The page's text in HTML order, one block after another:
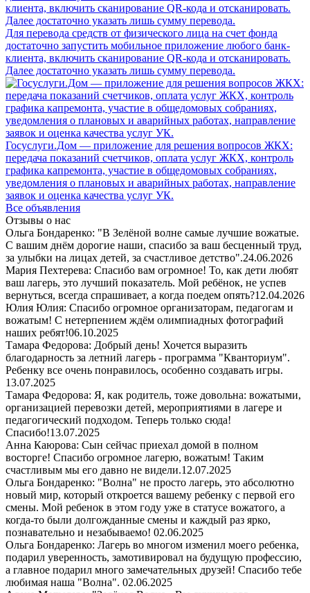
Для перевода средств от физического лица на счет фонда
достаточно запустить мобильное приложение любого банк-
клиента, включить сканирование QR-кода и отсканировать.
Далее достаточно указать лишь сумму перевода.
Госуслуги.Дом — приложение для решения вопросов ЖКХ:
передача показаний счетчиков, оплата услуг ЖКХ, контроль
графика капремонта, участие в общедомовых собраниях,
уведомления о плановых и аварийных работах, направление
заявок и оценка качества услуг УК.
Все объявления
Отзывы о нас
Ольга Бондаренко: "В Зелёной волне самые лучшие вожатые.
С вашим днём дорогие наши, спасибо за ваш бесценный труд,
за улыбки на лицах детей, за счастливое детство".24.06.2026
Мария Пехтерева: Спасибо вам огромное! То, как дети любят
ваш лагерь, это лучший показатель. Мой ребёнок, не успев
вернуться, всегда спрашивает, а когда поедем опять?12.04.2026
Юлия Юлия: Спасибо огромное организаторам, педагогам и
вожатым! С нетерпением ждём олимпиадных фотографий
наших ребят!06.10.2025
Тамара Федорова: Добрый день! Хочется выразить
благодарность за летний лагерь - программа "Кванториум".
Ребенку все очень понравилось, особенно создавать игры.
13.07.2025
Тамара Федорова: Я, как родитель, тоже довольна: вожатыми,
организацией перевозки детей, мероприятиями в лагере и
педагогический подходом. Теперь только сюда!
Спасибо!13.07.2025
Анна Каюрова: Сын сейчас приехал домой в полном
восторге! Спасибо огромное лагерю, вожатым! Таким
счастливым мы его давно не видели.12.07.2025
Ольга Бондаренко: "Волна" не просто лагерь, это абсолютно
новый мир, который откроется вашему ребенку с первой его
смены. Мой ребенок в этом году уже в статусе вожатого, а
когда-то были долгожданные смены и каждый раз ярко,
познавательно и незабываемо! 02.06.2025
Ольга Бондаренко: Лагерь во многом изменил моего ребенка,
подарил уверенность, замотивировал на будущую профессию,
а главное подарил много замечательных друзей! Спасибо тебе
любимая наша "Волна". 02.06.2025